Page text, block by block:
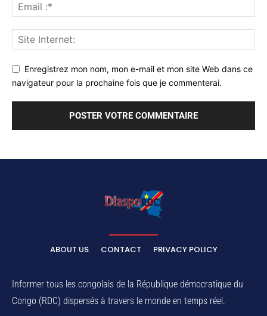
Enregistrez mon nom, mon e-mail et mon site Web dans ce
navigateur pour la prochaine fois que je commenterai.
ABOUT US CONTACT PRIVACY POLICY
Informer tous les congolais de la République démocratique du
Congo (RDC) dispersés à travers le monde en temps réel.